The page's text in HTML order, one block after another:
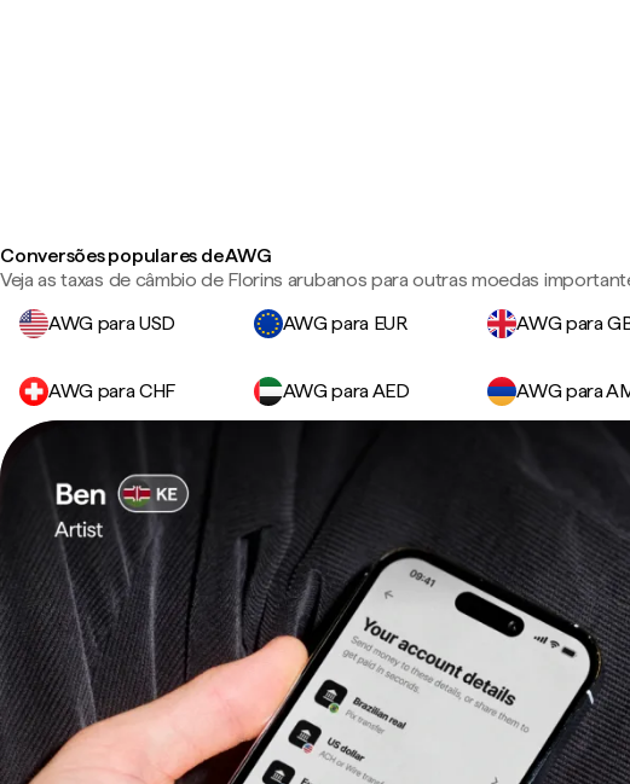
Conversões populares de AWG
Veja as taxas de câmbio de Florins arubanos para outras moedas
AWG para USD
AWG para EUR AWG para
AWG para CHF AWG para AED AWG para